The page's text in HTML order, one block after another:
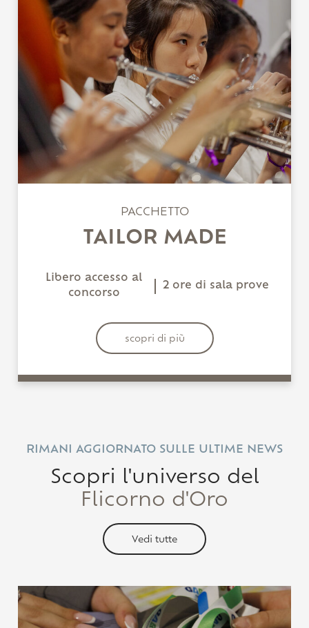
PACCHETTO
TAILOR MADE
Libero accesso al
concorso
2 ore di sala prove
scopri di più
RIMANI AGGIORNATO SULLE ULTIME NEWS
Scopri l'universo del
Flicorno d'Oro
Vedi tutte